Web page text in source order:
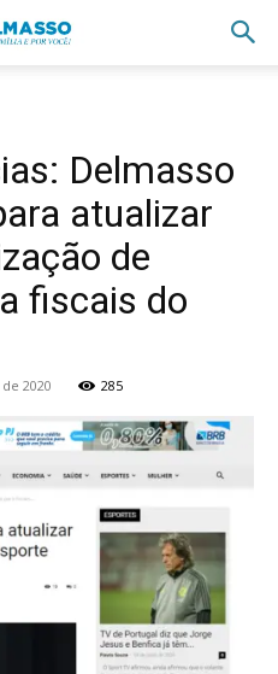
Delmasso
atualizar
de
fiscais do
2020 285